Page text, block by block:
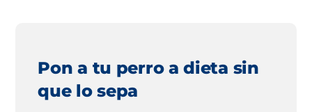
Pon a tu perro a dieta sin
que lo sepa